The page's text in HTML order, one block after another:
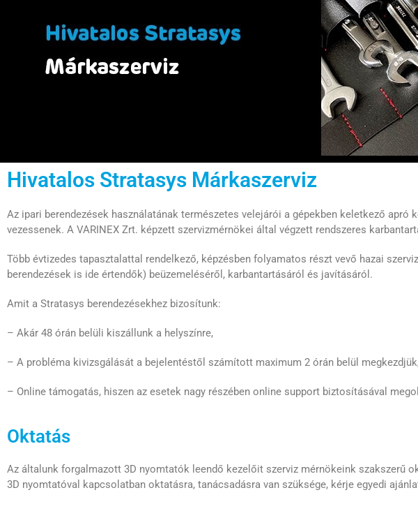
Hivatalos Stratasys Márkaszerviz
Az ipari berendezések használatának természetes velejárói a gépekben keletkező
vezessenek. A VARINEX Zrt. képzett szervizmérnökei által végzett rendszeres
Több évtizedes tapasztalattal rendelkező, képzésben folyamatos részt vevő hazai
berendezések is ide értendők) beüzemeléséről, karbantartásáról és javításáról.
Amit a Stratasys berendezésekhez bizosítunk:
– Akár 48 órán belüli kiszállunk a helyszínre,
– A probléma kivizsgálását a bejelentéstől számított maximum 2 órán belül
– Online támogatás, hiszen az esetek nagy részében online support biztosításával
Oktatás
Az általunk forgalmazott 3D nyomtatók leendő kezelőit szerviz mérnökeink szakszerű
3D nyomtatóval kapcsolatban oktatásra, tanácsadásra van szüksége, kérje egyedi